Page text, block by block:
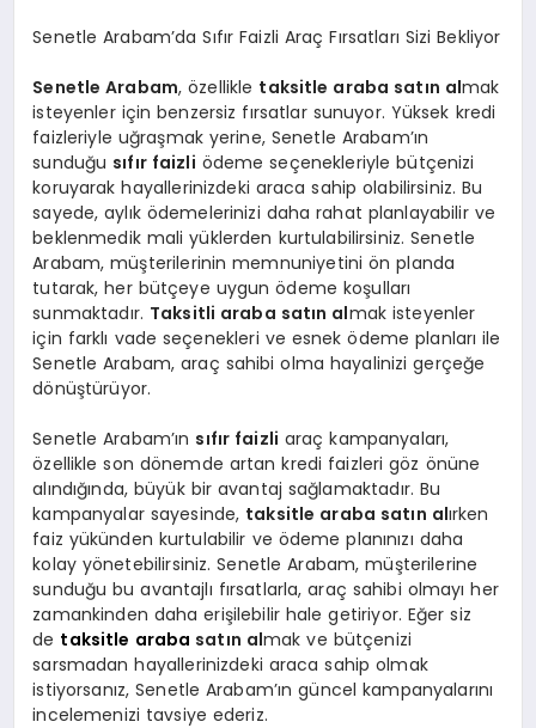
Senetle Arabam’da Sıfır Faizli Araç Fırsatları Sizi Bekliyor
Senetle Arabam, özellikle taksitle araba satın almak
isteyenler için benzersiz fırsatlar sunuyor. Yüksek kredi
faizleriyle uğraşmak yerine, Senetle Arabam’ın
sunduğu sıfır faizli ödeme seçenekleriyle bütçenizi
koruyarak hayallerinizdeki araca sahip olabilirsiniz. Bu
sayede, aylık ödemelerinizi daha rahat planlayabilir ve
beklenmedik mali yüklerden kurtulabilirsiniz. Senetle
Arabam, müşterilerinin memnuniyetini ön planda
tutarak, her bütçeye uygun ödeme koşulları
sunmaktadır. Taksitli araba satın almak isteyenler
için farklı vade seçenekleri ve esnek ödeme planları ile
Senetle Arabam, araç sahibi olma hayalinizi gerçeğe
dönüştürüyor.
Senetle Arabam’ın sıfır faizli araç kampanyaları,
özellikle son dönemde artan kredi faizleri göz önüne
alındığında, büyük bir avantaj sağlamaktadır. Bu
kampanyalar sayesinde, taksitle araba satın alırken
faiz yükünden kurtulabilir ve ödeme planınızı daha
kolay yönetebilirsiniz. Senetle Arabam, müşterilerine
sunduğu bu avantajlı fırsatlarla, araç sahibi olmayı her
zamankinden daha erişilebilir hale getiriyor. Eğer siz
de taksitle araba satın almak ve bütçenizi
sarsmadan hayallerinizdeki araca sahip olmak
istiyorsanız, Senetle Arabam’ın güncel kampanyalarını
incelemenizi tavsiye ederiz.